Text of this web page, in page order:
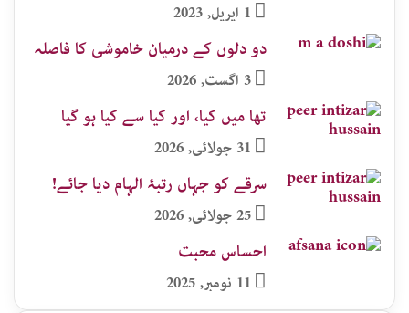
1 اپریل, 2023
دو دلوں کے درمیان خاموشی کا فاصلہ
3 اگست, 2026
تھا میں کیا، اور کیا سے کیا ہو گیا
31 جولائی, 2026
سرقے کو جہاں رتبۂ الہام دیا جائے!
25 جولائی, 2026
احساس محبت
11 نومبر, 2025